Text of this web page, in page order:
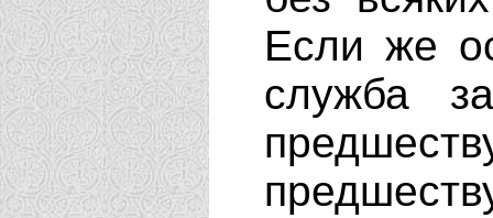
Если же
служба